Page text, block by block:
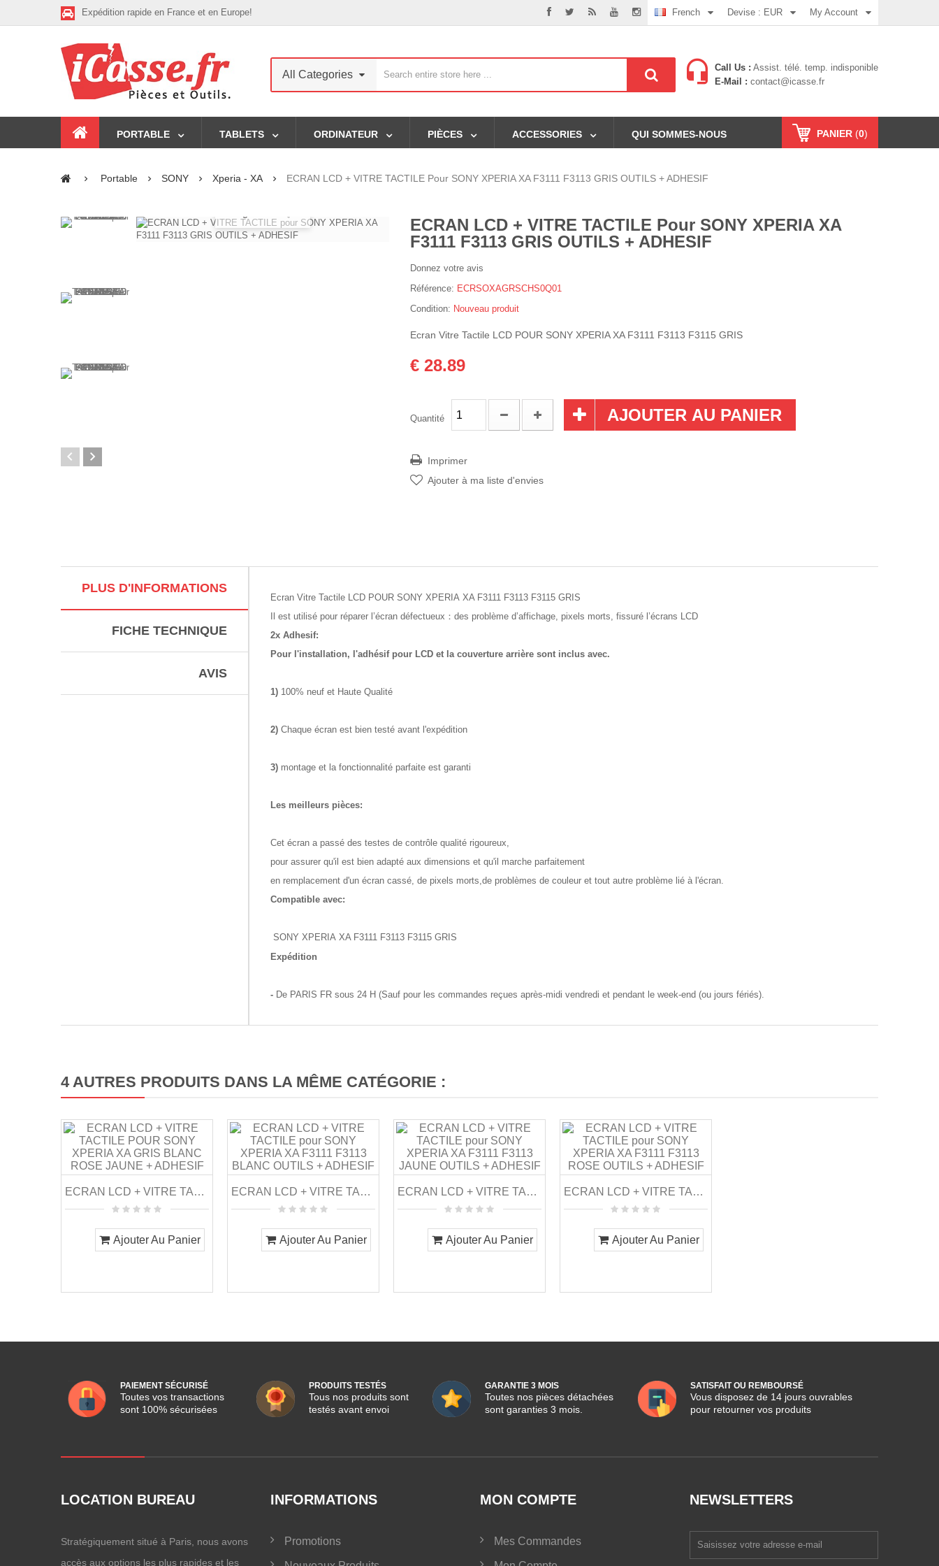
My Account
Devise : EUR
French
Expédition rapide en France et en Europe!
All Categories
Call Us : Assist. télé. temp. indisponible
E-Mail : contact@icasse.fr
PANIER (0)
PORTABLE TABLETS ORDINATEUR PIÈCES ACCESSORIES QUI SOMMES-NOUS
Portable SONY Xperia - XA ECRAN LCD + VITRE TACTILE Pour SONY XPERIA XA F3111 F3113 GRIS OUTILS + ADHESIF
ECRAN LCD + VITRE TACTILE Pour SONY XPERIA XA
F3111 F3113 GRIS OUTILS + ADHESIF
Donnez votre avis
Référence: ECRSOXAGRSCHS0Q01
Condition: Nouveau produit
Ecran Vitre Tactile LCD POUR SONY XPERIA XA F3111 F3113 F3115 GRIS
€ 28.89
Quantité AJOUTER AU PANIER
Imprimer
Ajouter à ma liste d'envies
PLUS D'INFORMATIONS
FICHE TECHNIQUE
AVIS
Ecran Vitre Tactile LCD POUR SONY XPERIA XA F3111 F3113 F3115 GRIS
Il est utilisé pour réparer l’écran défectueux ： des problème d’affichage, pixels morts, fissuré l’écrans LCD
2x Adhesif:
Pour l'installation, l'adhésif pour LCD et la couverture arrière sont inclus avec.
1) 100% neuf et Haute Qualité
2) Chaque écran est bien testé avant l'expédition
3) montage et la fonctionnalité parfaite est garanti
Les meilleurs pièces:
Cet écran a passé des testes de contrôle qualité rigoureux,
pour assurer qu'il est bien adapté aux dimensions et qu'il marche parfaitement
en remplacement d'un écran cassé, de pixels morts, de problèmes de couleur et tout autre problème lié à l'écran.
Compatible avec:
SONY XPERIA XA F3111 F3113 F3115 GRIS
Expédition
- De PARIS FR sous 24 H (Sauf pour les commandes reçues après-midi vendredi et pendant le week-end (ou jours fériés).
4 AUTRES PRODUITS DANS LA MÊME CATÉGORIE :
ECRAN LCD + VITRE TACTILE POUR SONY XPERIA XA...
Ajouter Au Panier
ECRAN LCD + VITRE TACTILE Pour SONY XPERIA XA...
Ajouter Au Panier
ECRAN LCD + VITRE TACTILE Pour SONY XPERIA XA...
Ajouter Au Panier
ECRAN LCD + VITRE TACTILE Pour SONY XPERIA XA...
Ajouter Au Panier
PAIEMENT SÉCURISÉ
Toutes vos transactions
sont 100% sécurisées
PRODUITS TESTÉS
Tous nos produits sont
testés avant envoi
GARANTIE 3 MOIS
Toutes nos pièces détachées
sont garanties 3 mois.
SATISFAIT OU REMBOURSÉ
Vous disposez de 14 jours ouvrables
pour retourner vos produits
LOCATION BUREAU
Stratégiquement situé à Paris, nous avons
accès aux options les plus rapides et les
INFORMATIONS
Promotions
MON COMPTE
Mes Commandes
NEWSLETTERS